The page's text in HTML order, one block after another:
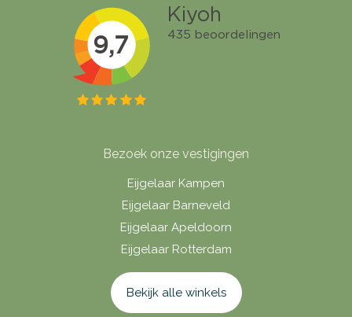
Bezoek onze vestigingen
Eijgelaar Kampen
Eijgelaar Barneveld
Eijgelaar Apeldoorn
Eijgelaar Rotterdam
Bekijk alle winkels